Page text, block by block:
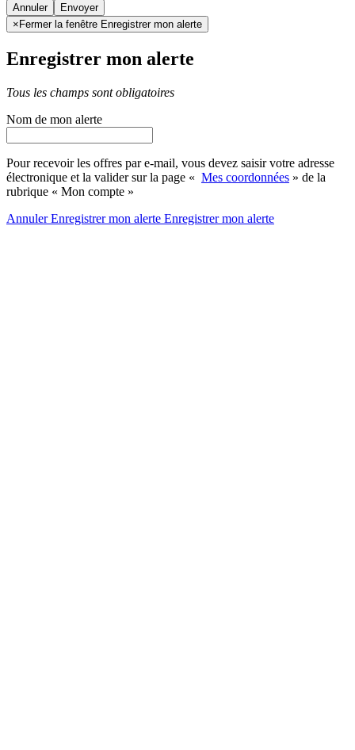
Annuler
× Fermer la fenêtre Enregistrer mon alerte
Enregistrer mon alerte
Tous les champs sont obligatoires
Nom de mon alerte
Pour recevoir les offres par e-mail, vous devez saisir votre adresse
électronique et la valider sur la page « Mes coordonnées » de la
rubrique « Mon compte »
AnnulerEnregistrer mon alerte Enregistrermon alerte